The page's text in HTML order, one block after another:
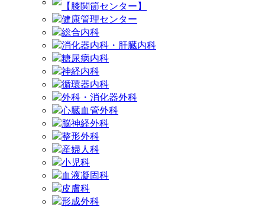
【膝関節センター】
健康管理センター
総合内科
消化器内科・肝臓内科
糖尿病内科
神経内科
循環器内科
外科・消化器外科
心臓血管外科
脳神経外科
整形外科
産婦人科
小児科
血液凝固科
皮膚科
形成外科